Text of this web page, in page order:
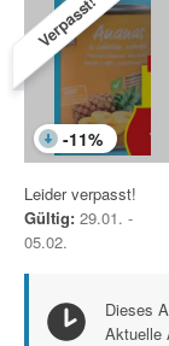
Verpasst!
-11%
Leider verpasst!
Gültig: 29.01. -
05.02.
Dieses
Aktuelle